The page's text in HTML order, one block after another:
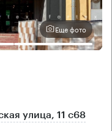
Еще фото
улица, 11 с68